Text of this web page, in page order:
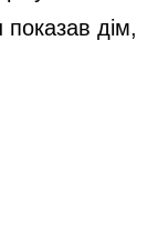
показав дім,